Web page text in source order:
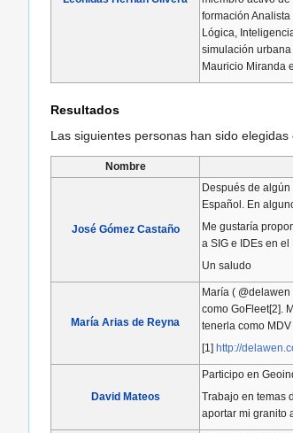
formación
Lógica,
simulación
Mauricio Miranda
Resultados
Las siguientes personas han sido
Nombre
José Gómez Castaño
Después de
Español. En
Me gustaría
a SIG e IDEs en el
Un saludo
María Arias de Reyna
María (
como GoFleet[2].
tenerla como
[1] http://
David Mateos
Participo en
Trabajo en temas
aportar mi granito